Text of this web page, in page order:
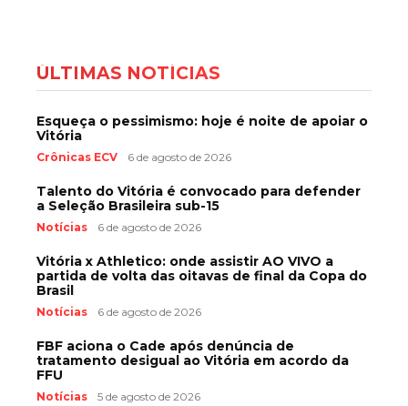
ÚLTIMAS NOTÍCIAS
Esqueça o pessimismo: hoje é noite de apoiar o
Vitória
Crônicas ECV 6 de agosto de 2026
Talento do Vitória é convocado para defender
a Seleção Brasileira sub-15
Notícias 6 de agosto de 2026
Vitória x Athletico: onde assistir AO VIVO a
partida de volta das oitavas de final da Copa do
Brasil
Notícias 6 de agosto de 2026
FBF aciona o Cade após denúncia de
tratamento desigual ao Vitória em acordo da
FFU
Notícias 5 de agosto de 2026